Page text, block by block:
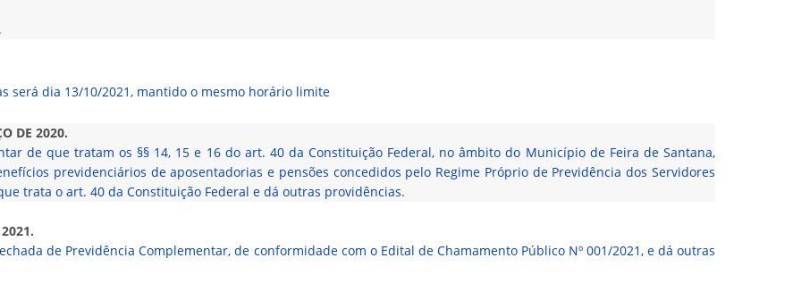
será dia 13/10/2021, mantido o mesmo horário limite
DE 2020.
de que tratam os §§ 14, 15 e 16 do art. 40 da Constituição Federal, no âmbito do Município de Feira de Santana,
previdenciários de aposentadorias e pensões concedidos pelo Regime Próprio de Previdência dos Servidores
trata o art. 40 da Constituição Federal e dá outras providências.
de Previdência Complementar, de conformidade com o Edital de Chamamento Público Nº 001/2021, e dá outras